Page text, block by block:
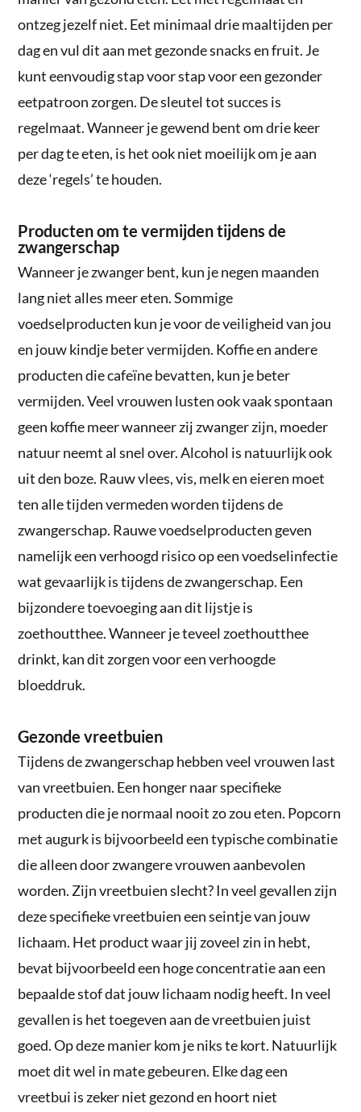
ontzeg jezelf niet. Eet minimaal drie maaltijden per
dag en vul dit aan met gezonde snacks en fruit. Je
kunt eenvoudig stap voor stap voor een gezonder
eetpatroon zorgen. De sleutel tot succes is
regelmaat. Wanneer je gewend bent om drie keer
per dag te eten, is het ook niet moeilijk om je aan
deze ‘regels’ te houden.
Producten om te vermijden tijdens de
zwangerschap
Wanneer je zwanger bent, kun je negen maanden
lang niet alles meer eten. Sommige
voedselproducten kun je voor de veiligheid van jou
en jouw kindje beter vermijden. Koffie en andere
producten die cafeïne bevatten, kun je beter
vermijden. Veel vrouwen lusten ook vaak spontaan
geen koffie meer wanneer zij zwanger zijn, moeder
natuur neemt al snel over. Alcohol is natuurlijk ook
uit den boze. Rauw vlees, vis, melk en eieren moet
ten alle tijden vermeden worden tijdens de
zwangerschap. Rauwe voedselproducten geven
namelijk een verhoogd risico op een voedselinfectie
wat gevaarlijk is tijdens de zwangerschap. Een
bijzondere toevoeging aan dit lijstje is
zoethoutthee. Wanneer je teveel zoethoutthee
drinkt, kan dit zorgen voor een verhoogde
bloeddruk.
Gezonde vreetbuien
Tijdens de zwangerschap hebben veel vrouwen last
van vreetbuien. Een honger naar specifieke
producten die je normaal nooit zo zou eten. Popcorn
met augurk is bijvoorbeeld een typische combinatie
die alleen door zwangere vrouwen aanbevolen
worden. Zijn vreetbuien slecht? In veel gevallen zijn
deze specifieke vreetbuien een seintje van jouw
lichaam. Het product waar jij zoveel zin in hebt,
bevat bijvoorbeeld een hoge concentratie aan een
bepaalde stof dat jouw lichaam nodig heeft. In veel
gevallen is het toegeven aan de vreetbuien juist
goed. Op deze manier kom je niks te kort. Natuurlijk
moet dit wel in mate gebeuren. Elke dag een
vreetbui is zeker niet gezond en hoort niet